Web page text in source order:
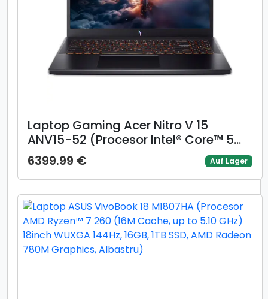
Laptop Gaming Acer Nitro V 15
ANV15-52 (Procesor Intel® Core™ 5
210H (12M Cache, up to 4.80 GHz),
15.6inch FHD 165Hz, 16GB, 512GB SSD,
GeForce RTX 4050 @8GB, Linux,
Negru)
6399.99 € Auf Lager